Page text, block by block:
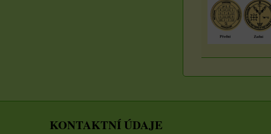
KONTAKTNÍ ÚDAJE